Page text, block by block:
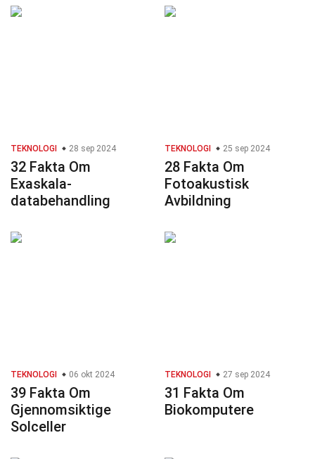
TEKNOLOGI 28 sep 2024
32 Fakta Om
Exaskala-
databehandling
TEKNOLOGI 25 sep 2024
28 Fakta Om
Fotoakustisk
Avbildning
TEKNOLOGI 06 okt 2024
39 Fakta Om
Gjennomsiktige
Solceller
TEKNOLOGI 27 sep 2024
31 Fakta Om
Biokomputere